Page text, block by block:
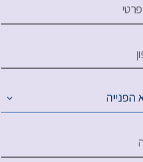
ב* הינם שדות חובה
הפנייה